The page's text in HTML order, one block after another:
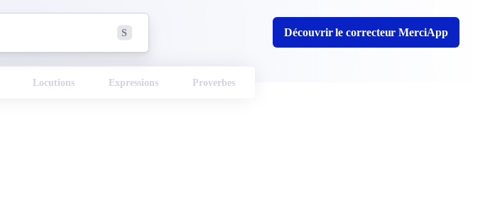
S Découvrir le correcteur MerciApp
Locutions Expressions Proverbes